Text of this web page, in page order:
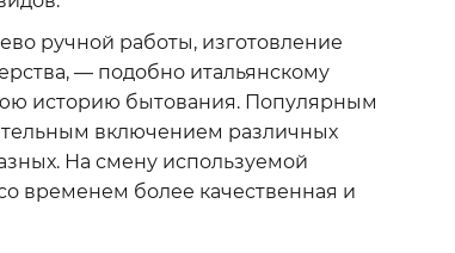
ручной работы, изготовление
— подобно итальянскому
историю бытования. Популярным
включением различных
На смену используемой
временем более качественная и